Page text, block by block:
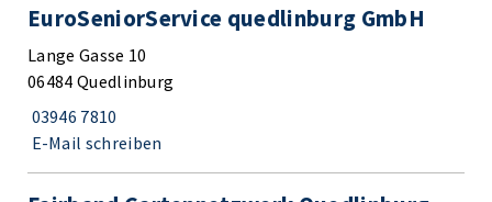
EuroSeniorService quedlinburg GmbH
Lange Gasse 10
06484 Quedlinburg
03946 7810
E-Mail schreiben